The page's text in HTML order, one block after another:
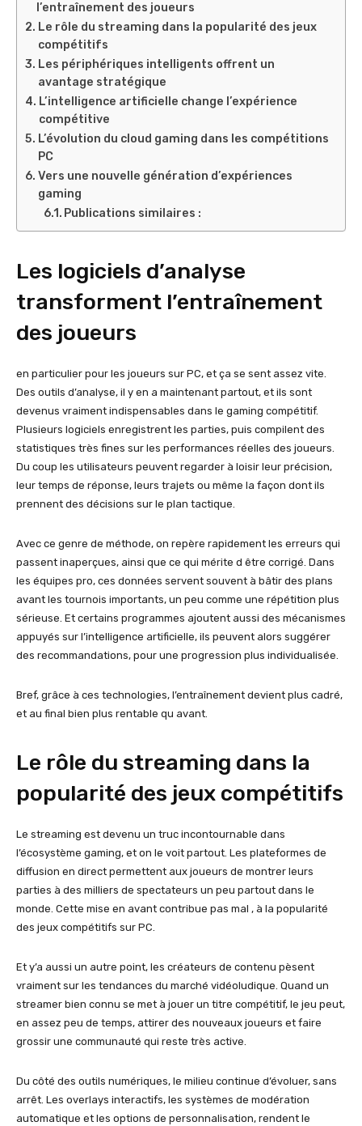
l’entraînement des joueurs
Le rôle du streaming dans la popularité des jeux
compétitifs
Les périphériques intelligents offrent un
avantage stratégique
L’intelligence artificielle change l’expérience
compétitive
L’évolution du cloud gaming dans les compétitions
PC
Vers une nouvelle génération d’expériences
gaming
Publications similaires :
Les logiciels d’analyse
transforment l’entraînement
des joueurs
en particulier pour les joueurs sur PC, et ça se sent assez vite.
Des outils d’analyse, il y en a maintenant partout, et ils sont
devenus vraiment indispensables dans le gaming compétitif.
Plusieurs logiciels enregistrent les parties, puis compilent des
statistiques très fines sur les performances réelles des joueurs.
Du coup les utilisateurs peuvent regarder à loisir leur précision,
leur temps de réponse, leurs trajets ou même la façon dont ils
prennent des décisions sur le plan tactique.
Avec ce genre de méthode, on repère rapidement les erreurs qui
passent inaperçues, ainsi que ce qui mérite d être corrigé. Dans
les équipes pro, ces données servent souvent à bâtir des plans
avant les tournois importants, un peu comme une répétition plus
sérieuse. Et certains programmes ajoutent aussi des mécanismes
appuyés sur l’intelligence artificielle, ils peuvent alors suggérer
des recommandations, pour une progression plus individualisée.
Bref, grâce à ces technologies, l’entraînement devient plus cadré,
et au final bien plus rentable qu avant.
Le rôle du streaming dans la
popularité des jeux compétitifs
Le streaming est devenu un truc incontournable dans
l’écosystème gaming, et on le voit partout. Les plateformes de
diffusion en direct permettent aux joueurs de montrer leurs
parties à des milliers de spectateurs un peu partout dans le
monde. Cette mise en avant contribue pas mal , à la popularité
des jeux compétitifs sur PC.
Et y’a aussi un autre point, les créateurs de contenu pèsent
vraiment sur les tendances du marché vidéoludique. Quand un
streamer bien connu se met à jouer un titre compétitif, le jeu peut,
en assez peu de temps, attirer des nouveaux joueurs et faire
grossir une communauté qui reste très active.
Du côté des outils numériques, le milieu continue d’évoluer, sans
arrêt. Les overlays interactifs, les systèmes de modération
automatique et les options de personnalisation, rendent le